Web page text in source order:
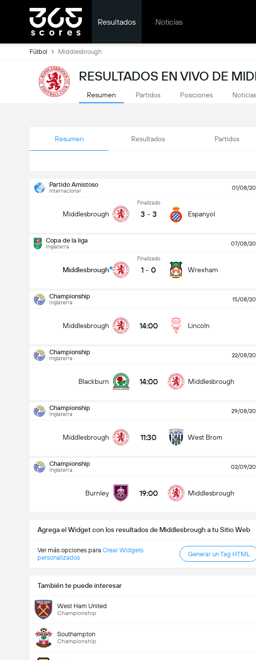
Resultados Noticias
Fútbol Middlesbrough
RESULTADOS EN VIVO DE
Resumen Partidos Posiciones Noticias
Resumen Resultados Partidos
Partido Amistoso
Internacional 01/08/
Middlesbrough
Finalizado
3 - 3 Espanyol
Copa de la liga
Inglaterra 07/08/
Middlesbrough
Finalizado
1 - 0 Wrexham
Championship
Inglaterra 15/08/
Middlesbrough 14:00 Lincoln
Championship
Inglaterra 22/08/
Blackburn 14:00 Middlesbrough
Championship
Inglaterra 29/08/
Middlesbrough 11:30 West Brom
Championship
Inglaterra 02/09/
Burnley 19:00 Middlesbrough
Agrega el Widget con los resultados de Middlesbrough a tu Sitio Web
Ver más opciones para Crear Widgets
personalizados
Generar un Tag HTML
También te puede interesar
West Ham United
Championship
Southampton
Championship
14:00 Middlesbrough
Goles en el partido (2.5)